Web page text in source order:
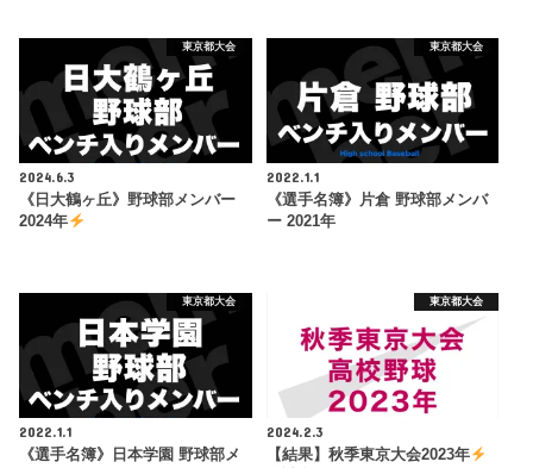
東京都大会
2024.6.3
《日大鶴ヶ丘》野球部メンバー
2024年
東京都大会
2022.1.1
《選手名簿》片倉 野球部メンバ
ー 2021年
東京都大会
2022.1.1
《選手名簿》日本学園 野球部メ
東京都大会
2024.2.3
【結果】秋季東京大会2023年